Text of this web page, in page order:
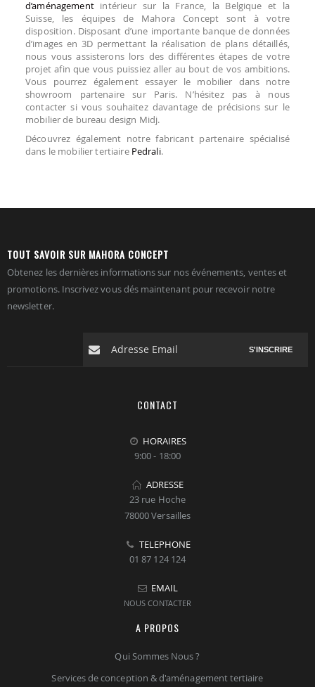
d’aménagementintérieur sur la France, la Belgique et la
Suisse, les équipes de Mahora Concept sont à votre
disposition. Disposant d’une importante banque de données
d’images en 3D permettant la réalisation de plans détaillés,
nous vous assisterons lors des différentes étapes de votre
projet afin que vous puissiez aller au bout de vos ambitions.
Vous pourrez également essayer le mobilier dans notre
showroom partenaire sur Paris. N’hésitez pas à nous
contacter si vous souhaitez davantage de précisions sur le
mobilier de bureau design Midj.
Découvrez également notre fabricant partenaire spécialisé
dans le mobilier tertiaire Pedrali.
TOUT SAVOIR SUR MAHORA CONCEPT
Obtenez les dernières informations sur nos événements, ventes et
promotions. Inscrivez vous dés maintenant pour recevoir notre
newsletter.
S'INSCRIRE
CONTACT
HORAIRES
9:00 - 18:00
ADRESSE
23 rue Hoche
78000 Versailles
TELEPHONE
01 87 124 124
EMAIL
NOUS CONTACTER
A PROPOS
Qui Sommes Nous ?
Services de conception & d'aménagement tertiaire